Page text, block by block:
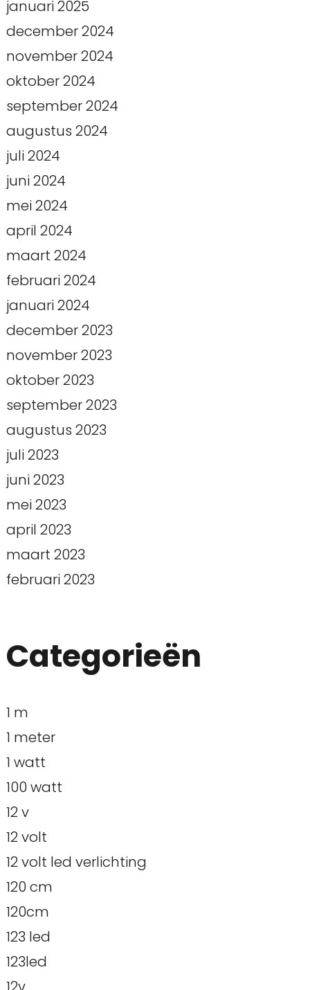
januari 2025
december 2024
november 2024
oktober 2024
september 2024
augustus 2024
juli 2024
juni 2024
mei 2024
april 2024
maart 2024
februari 2024
januari 2024
december 2023
november 2023
oktober 2023
september 2023
augustus 2023
juli 2023
juni 2023
mei 2023
april 2023
maart 2023
februari 2023
Categorieën
1 m
1 meter
1 watt
100 watt
12 v
12 volt
12 volt led verlichting
120 cm
120cm
123 led
123led